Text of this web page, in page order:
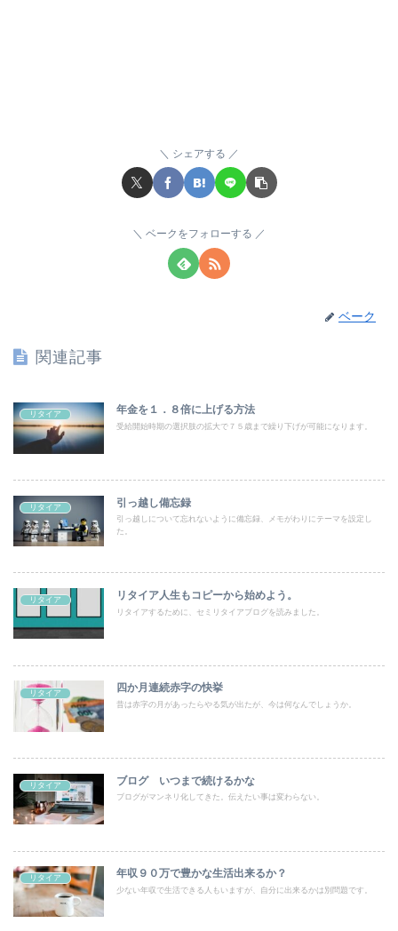
シェアする
ベークをフォローする
ベーク
関連記事
リタイア 年金を１．８倍に上げる方法
受給開始時期の選択肢の拡大で７５歳まで繰り下げが可能になります。
リタイア 引っ越し備忘録
引っ越しについて忘れないように備忘録、メモがわりにテーマを設定し
た。
リタイア リタイア人生もコピーから始めよう。
リタイアするために、セミリタイアブログを読みました。
リタイア 四か月連続赤字の快挙
昔は赤字の月があったらやる気が出たが、今は何なんでしょうか。
リタイア ブログ いつまで続けるかな
ブログがマンネリ化してきた。伝えたい事は変わらない。
リタイア 年収９０万で豊かな生活出来るか？
少ない年収で生活できる人もいますが、自分に出来るかは別問題です。